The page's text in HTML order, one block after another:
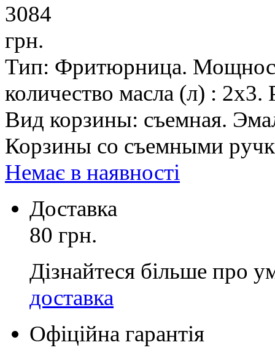
3084
грн.
Тип: Фритюрница.
количество масла (л) :
Вид корзины: съемная.
Корзины со съемными
Немає в наявності
Доставка
80 грн.
Дізнайтеся більше про
доставка
Офіційна гарантія